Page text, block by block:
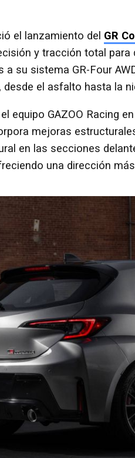
el lanzamiento del GR
y tracción total
a su sistema GR-Four
desde el asfalto hasta la
equipo GAZOO Racing
mejoras
en las secciones
una dirección